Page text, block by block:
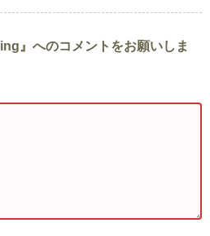
』へのコメントをお願いしま